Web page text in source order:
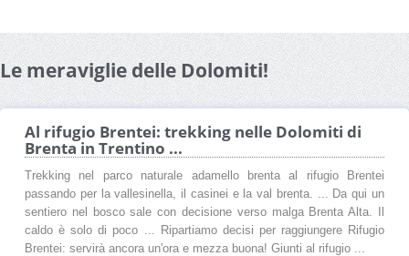
Le meraviglie delle Dolomiti!
Al rifugio Brentei: trekking nelle Dolomiti di
Brenta in Trentino ...
Trekking nel parco naturale adamello brenta al rifugio Brentei
passando per la vallesinella, il casinei e la val brenta. ... Da qui un
sentiero nel bosco sale con decisione verso malga Brenta Alta. Il
caldo è solo di poco ... Ripartiamo decisi per raggiungere Rifugio
Brentei: servirà ancora un'ora e mezza buona! Giunti al rifugio ...